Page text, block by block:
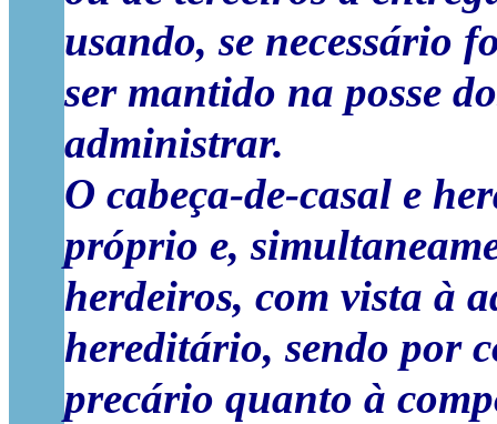
usando, se necessário
ser mantido na posse
administrar.
O cabeça-de-casal e
próprio e,
herdeiros, com vista à
hereditário, sendo por
precário quanto à